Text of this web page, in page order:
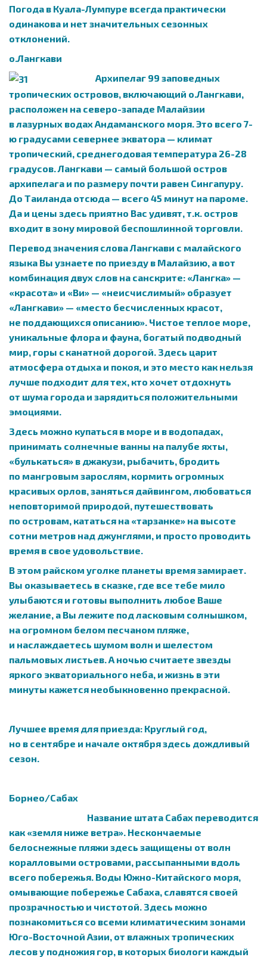
Погода в Куала-Лумпуре всегда практически
одинакова и нет значительных сезонных
отклонений.
о.Лангкави
Архипелаг 99 заповедных
тропических островов, включающий о.Лангкави,
расположен на северо-западе Малайзии
в лазурных водах Андаманского моря. Это всего 7-
ю градусами севернее экватора — климат
тропический, среднегодовая температура 26-28
градусов. Лангкави — самый большой остров
архипелага и по размеру почти равен Cингапуру.
До Таиланда отсюда — всего 45 минут на пароме.
Да и цены здесь приятно Вас удивят, т.к. остров
входит в зону мировой беспошлинной торговли.
Перевод значения слова Лангкави с малайского
языка Вы узнаете по приезду в Малайзию, а вот
комбинация двух слов на санскрите: «Лангка» —
«красота» и «Ви» — «неисчислимый» образует
«Лангкави» — «место бесчисленных красот,
не поддающихся описанию». Чистое теплое море,
уникальные флора и фауна, богатый подводный
мир, горы c канатной дорогой. Здесь царит
атмосфера отдыха и покоя, и это место как нельзя
лучше подходит для тех, кто хочет отдохнуть
от шума города и зарядиться положительными
эмоциями.
Здесь можно купаться в море и в водопадах,
принимать солнечные ванны на палубе яхты,
«булькаться» в джакузи, рыбачить, бродить
по мангровым зарослям, кормить огромных
красивых орлов, заняться дайвингом, любоваться
неповторимой природой, путешествовать
по островам, кататься на «тарзанке» на высоте
сотни метров над джунглями, и просто проводить
время в свое удовольствие.
В этом райском уголке планеты время замирает.
Вы оказываетесь в сказке, где все тебе мило
улыбаются и готовы выполнить любое Ваше
желание, а Вы лежите под ласковым солнышком,
на огромном белом песчаном пляже,
и наслаждаетесь шумом волн и шелестом
пальмовых листьев. А ночью считаете звезды
яркого экваториального неба, и жизнь в эти
минуты кажется необыкновенно прекрасной.
Лучшее время для приезда: Круглый год,
но в сентябре и начале октября здесь дождливый
сезон.
Борнео/Сабах
Название штата Сабах переводится
как «земля ниже ветра». Нескончаемые
белоснежные пляжи здесь защищены от волн
коралловыми островами, рассыпанными вдоль
всего побережья. Воды Южно-Китайского моря,
омывающие побережье Сабаха, славятся своей
прозрачностью и чистотой. Здесь можно
познакомиться со всеми климатическим зонами
Юго-Восточной Азии, от влажных тропических
лесов у подножия гор, в которых биологи каждый